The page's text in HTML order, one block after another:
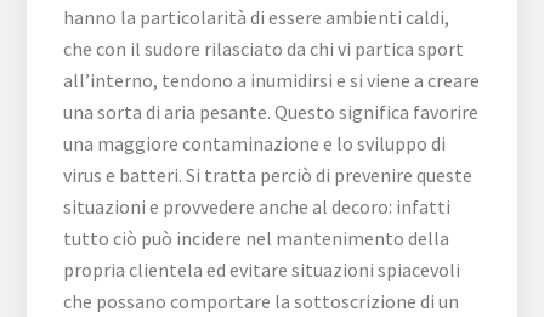
hanno la particolarità di essere ambienti caldi,
che con il sudore rilasciato da chi vi partica sport
all’interno, tendono a inumidirsi e si viene a creare
una sorta di aria pesante. Questo significa favorire
una maggiore contaminazione e lo sviluppo di
virus e batteri. Si tratta perciò di prevenire queste
situazioni e provvedere anche al decoro: infatti
tutto ciò può incidere nel mantenimento della
propria clientela ed evitare situazioni spiacevoli
che possano comportare la sottoscrizione di un